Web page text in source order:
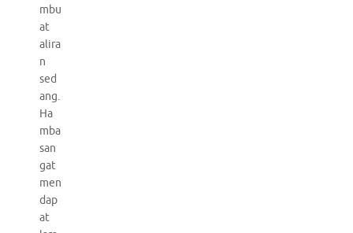
mbu
at
alira
n
sed
ang.
Ha
mba
san
gat
men
dap
at